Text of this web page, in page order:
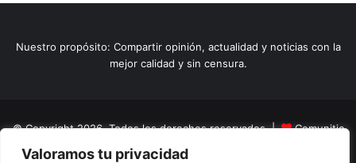
Valoramos tu privacidad
Nuestro propósito: Compartir opinión, actualidad y noticias con la
mejor calidad y sin censura.
© Copyright 2026, Todos los derechos reservados |
Comunitic
SAS BICNit 901228106